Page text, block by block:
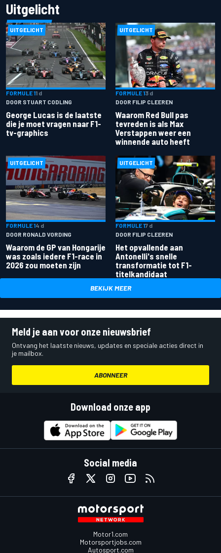
Uitgelicht
UITGELICHT
FORMULE 11 d
DOOR STUART CODLING
George Lucas is de laatste
die je moet vragen naar F1-
tv-graphics
UITGELICHT
FORMULE 13 d
DOOR FILIP CLEEREN
Waarom Red Bull pas
tevreden is als Max
Verstappen weer een
winnende auto heeft
UITGELICHT
FORMULE 14 d
DOOR RONALD VORDING
Waarom de GP van Hongarije
was zoals iedere F1-race in
2026 zou moeten zijn
UITGELICHT
FORMULE 17 d
DOOR FILIP CLEEREN
Het opvallende aan
Antonelli's snelle
transformatie tot F1-
titelkandidaat
BEKIJK MEER
Meld je aan voor onze nieuwsbrief
Ontvang het laatste nieuws, updates en speciale acties direct in
je mailbox.
ABONNEER
Download onze app
Social media
Motor1.com
Motorsportjobs.com
Autosport.com